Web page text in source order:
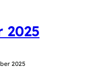
2025
2025